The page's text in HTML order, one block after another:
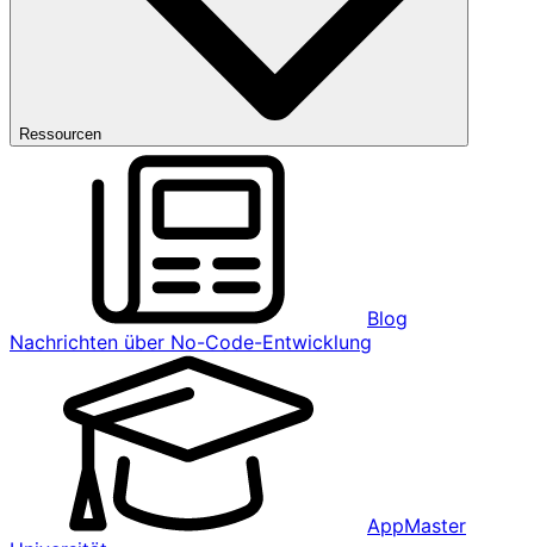
Ressourcen
Blog
Nachrichten über No-Code-Entwicklung
AppMaster